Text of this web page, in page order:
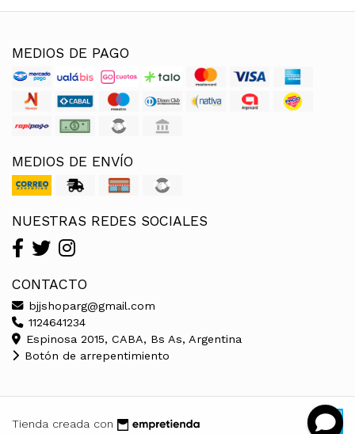
MEDIOS DE PAGO
MEDIOS DE ENVÍO
NUESTRAS REDES SOCIALES
CONTACTO
bjjshoparg@gmail.com
1124641234
Espinosa 2015, CABA, Bs As, Argentina
Botón de arrepentimiento
Tienda creada con